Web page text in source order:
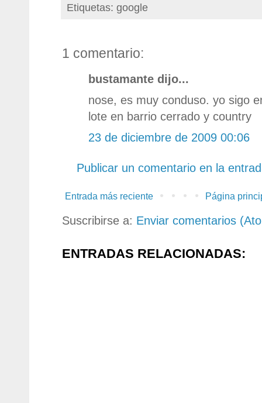
Etiquetas: google
1 comentario:
bustamante dijo...
nose, es muy conduso. yo sigo
lote en barrio cerrado y country
23 de diciembre de 2009 00:06
Publicar un comentario en la
Entrada más reciente Página
Suscribirse a: Enviar comentarios
ENTRADAS RELACIONADAS: